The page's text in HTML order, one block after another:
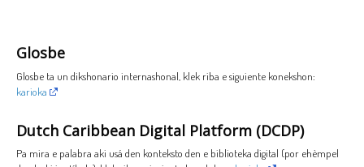
Glosbe
Glosbe ta un dikshonario internashonal, klek riba e siguiente konekshon:
karioka
Dutch Caribbean Digital Platform (DCDP)
Pa mira e palabra aki usá den konteksto den e biblioteka digital (por ehèmpel